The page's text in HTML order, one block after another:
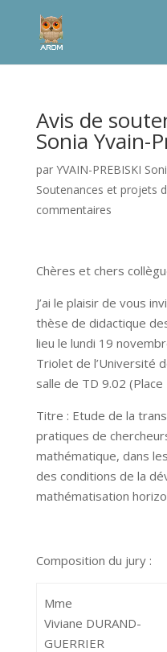
Avis de
Sonia Yvain-
par YVAIN-PREBISKI
Soutenances et projets
commentaires
Chères et chers
J’ai le plaisir de vous
thèse de didactique
lieu le lundi 19
Triolet de l’Université
salle de TD 9.02 (Place
Titre : Etude de la
pratiques de
mathématique, dans
des conditions de la
mathématisation
Composition du jury :
Mme
Viviane DURAND-
GUERRIER